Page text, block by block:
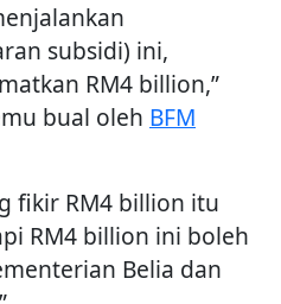
subsidi) ini,
RM4 billion,”
bual oleh BFM
fikir RM4 billion itu
RM4 billion ini boleh
Belia dan